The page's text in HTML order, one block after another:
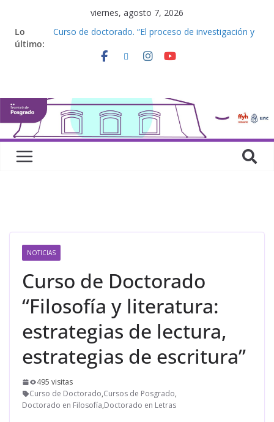
viernes, agosto 7, 2026
Lo
último:
Curso de doctorado. “El proceso de investigación y
Curso de posgrado. Inglés. “Nivel 1”
Curso de doctorado. “Lógicas no clásicas desde
una perspectiva algebraica”
NOTICIAS
Curso de Doctorado
“Filosofía y literatura:
estrategias de lectura,
estrategias de escritura”
495 visitas
Curso de Doctorado,Cursos de Posgrado,
Doctorado en Filosofía,Doctorado en Letras